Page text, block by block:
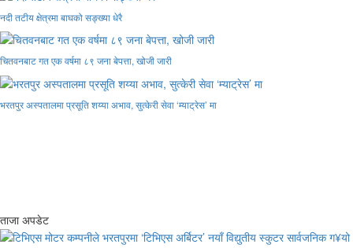
नदी तटीय क्षेत्रमा बाघको सङ्ख्या धेरै
चितवनबाट गत एक वर्षमा ८९ जना बेपत्ता, खोजी जारी
भरतपुर अस्पतालमा प्रसूति शय्या अभाव, सुत्केरी सेवा ‘म्याट्रेस’ मा
ताजा अपडेट